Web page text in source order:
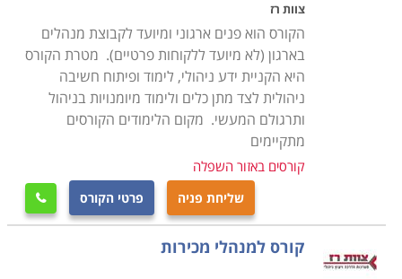
צוות רז
הקורס הוא פנים ארגוני ומיועד לקבוצת מנהלים
בארגון (לא מיועד ללקוחות פרטיים). מטרת הקורס
היא הקניית ידע ניהולי, לימוד ופיתוח חשיבה
ניהולית לצד מתן כלים ולימוד מיומנויות בניהול
ותרגולם המעשי. מקום הלימודים הקורסים
מתקיימים
קורסים באזור השפלה
שליחת פניה פרטי הקורס 
קורס למנהלי מכירות